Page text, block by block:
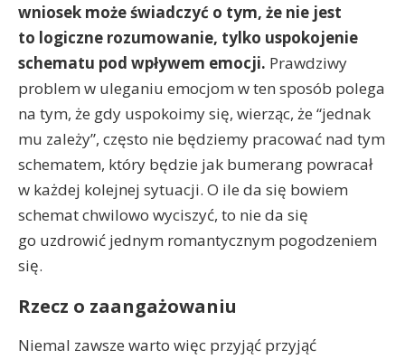
wniosek może świadczyć o tym, że nie jest
to logiczne rozumowanie, tylko uspokojenie
schematu pod wpływem emocji. Prawdziwy
problem w uleganiu emocjom w ten sposób polega
na tym, że gdy uspokoimy się, wierząc, że “jednak
mu zależy”, często nie będziemy pracować nad tym
schematem, który będzie jak bumerang powracał
w każdej kolejnej sytuacji. O ile da się bowiem
schemat chwilowo wyciszyć, to nie da się
go uzdrowić jednym romantycznym pogodzeniem
się.
Rzecz o zaangażowaniu
Niemal zawsze warto więc przyjąć przyjąć